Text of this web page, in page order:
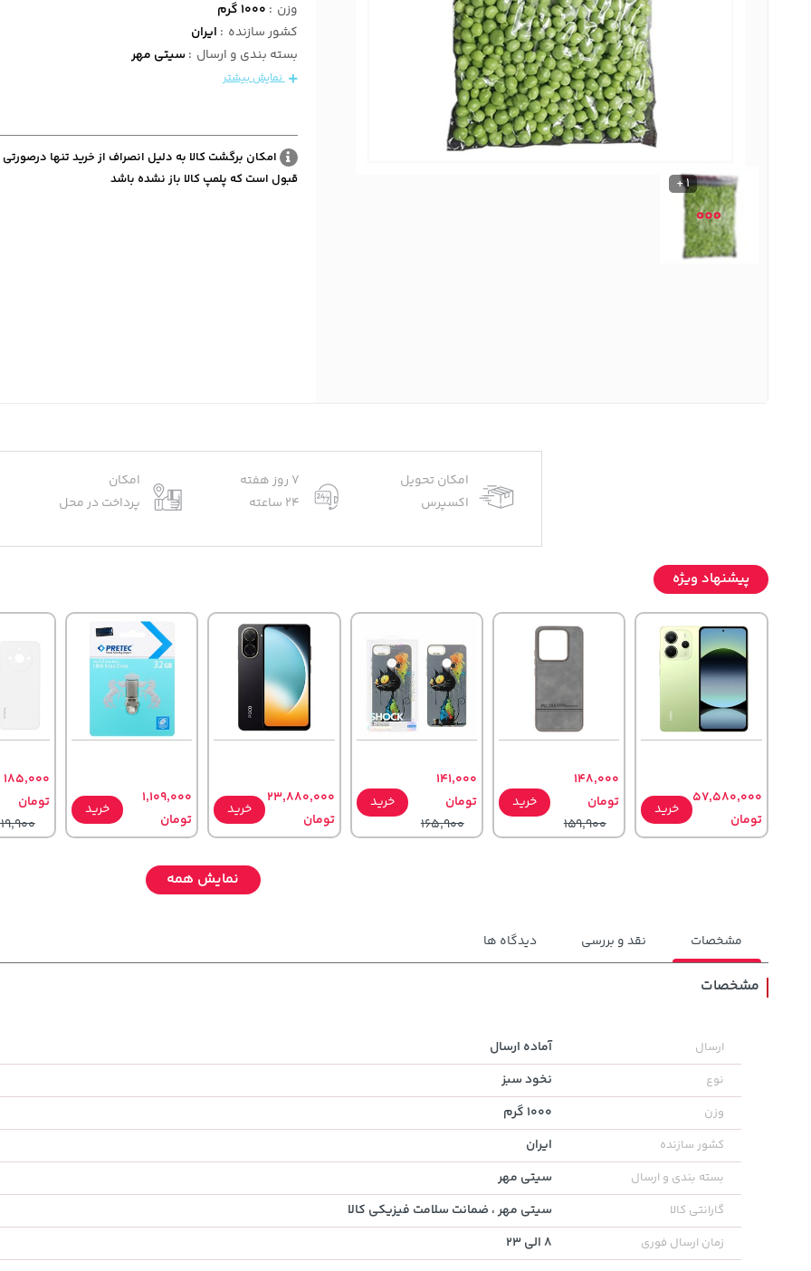
نوشیدنی ها
روشنایی و الکتریکی
1 +
وزن : 1000 گرم
کشور سازنده : ایران
بسته بندی و ارسال :سیتی مهر
نمایش بیشتر
امکان برگشت کالا به دلیل انصراف از خرید تنها
قبول است که پلمپ کالا باز نشده باشد
امکان تحویل
اکسپرس
7 روز هفته
24 ساعته
امکان
پرداخت در محل
پیشنهاد ویژه
57,580,000
تومان
خرید
148,000
تومان
159,900
خرید
141,000
تومان
165,900
خرید
23,880,000
تومان
خرید
1,109,000
تومان
خرید
185,000
تومان
120,000
90,000
خرید
5,460,000
659,900
165,900
نمایش همه
مشخصات نقد و بررسی دیدگاه ها
مشخصات
ارسال آماده ارسال
نوع نخود سبز
وزن 1000 گرم
کشور سازنده ایران
بسته بندی و ارسال سیتی مهر
گارانتی کالا سیتی مهر ، ضمانت سلامت فیزیکی کالا
زمان ارسال فوری 8 الی 23